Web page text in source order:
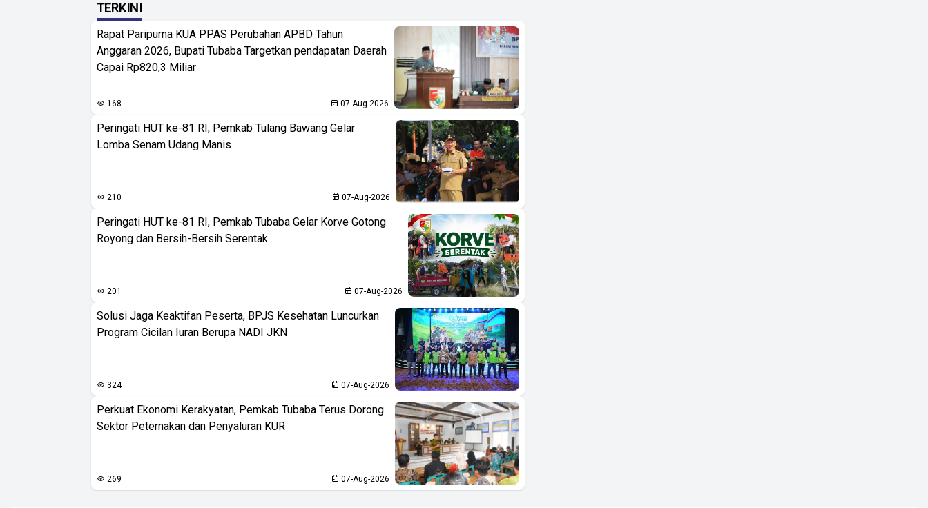
TERKINI
Rapat Paripurna KUA PPAS Perubahan APBD Tahun
Anggaran 2026, Bupati Tubaba Targetkan pendapatan Daerah
Capai Rp820,3 Miliar
168 07-Aug-2026
Peringati HUT ke-81 RI, Pemkab Tulang Bawang Gelar
Lomba Senam Udang Manis
210 07-Aug-2026
Peringati HUT ke-81 RI, Pemkab Tubaba Gelar Korve Gotong
Royong dan Bersih-Bersih Serentak
201 07-Aug-2026
Solusi Jaga Keaktifan Peserta, BPJS Kesehatan Luncurkan
Program Cicilan Iuran Berupa NADI JKN
324 07-Aug-2026
Perkuat Ekonomi Kerakyatan, Pemkab Tubaba Terus Dorong
Sektor Peternakan dan Penyaluran KUR
269 07-Aug-2026